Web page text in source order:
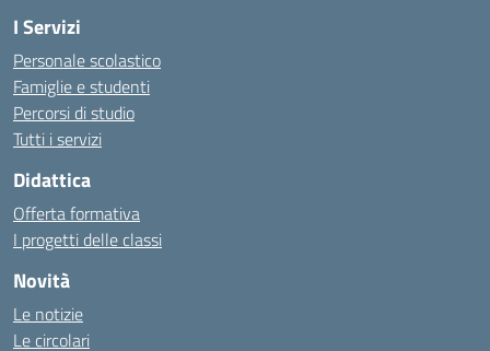
I Servizi
Personale scolastico
Famiglie e studenti
Percorsi di studio
Tutti i servizi
Didattica
Offerta formativa
I progetti delle classi
Novità
Le notizie
Le circolari